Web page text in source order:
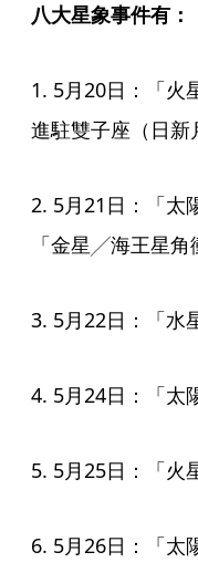
八大星象事件有：
1. 5月20日：「火
進駐雙子座（日新
2. 5月21日：「太
「金星╱海王星角
3. 5月22日：「水
4. 5月24日：「太
5. 5月25日：「火
6. 5月26日：「太